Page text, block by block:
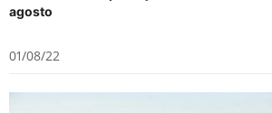
agosto
01/08/22